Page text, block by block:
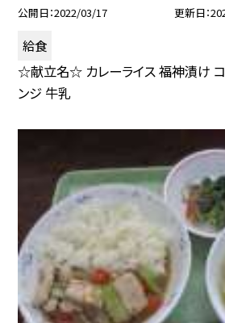
公開日 2022/03/17 更新日
給食
☆献立名☆ カレーライス 福神漬け
ンジ 牛乳